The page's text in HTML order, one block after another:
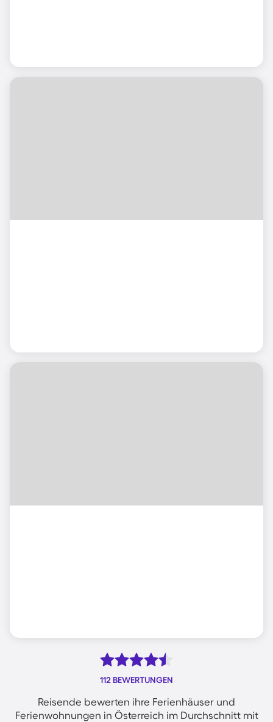
112 BEWERTUNGEN
Reisende bewerten ihre Ferienhäuser und
Ferienwohnungen in Österreich im Durchschnitt mit